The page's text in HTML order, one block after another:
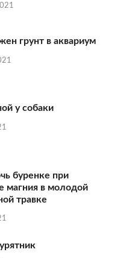
грунт в аквариум
у собаки
буренке при
магния в молодой
травке